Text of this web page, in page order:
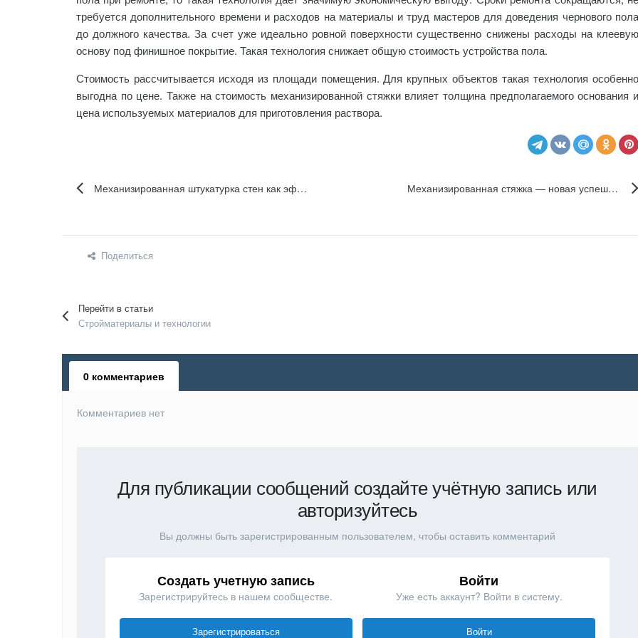
требуется дополнительного времени и расходов на материалы и труд мастеров для доведения чернового пола
до должного качества. За счет уже идеально ровной поверхности существенно снижены расходы на клеевую
основу под финишное покрытие. Такая технология снижает общую стоимость устройства пола.
Стоимость рассчитывается исходя из площади помещения. Для крупных объектов такая технология особенно
выгодна по цене. Также на стоимость механизированной стяжки влияет толщина предполагаемого основания и
цена используемых материалов для приготовления раствора.
Механизированная штукатурка стен как эффективная технология в ремонте Механизированная стяжка — новая успешная технология выравнивания полов!
Поделиться
Перейти в статьи
Стройматериалы и технологии
0 комментариев
Комментариев нет
Для публикации сообщений создайте учётную запись или
авторизуйтесь
Вы должны быть зарегистрированным пользователем, чтобы оставить комментарий
Создать учетную запись
Зарегистрируйтесь в нашем сообществе.
Зарегистрироваться
Войти
Уже есть аккаунт? Войти в систему.
Войти